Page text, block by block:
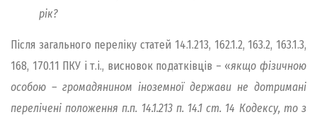
рік?
Після загального переліку статей 14.1.213, 162.1.2, 163.2, 163.1.3,
168, 170.11 ПКУ і т.і., висновок податківців – «якщо фізичною
особою – громадянином іноземної держави не дотримані
перелічені положення п.п. 14.1.213 п. 14.1 ст. 14 Кодексу, то з